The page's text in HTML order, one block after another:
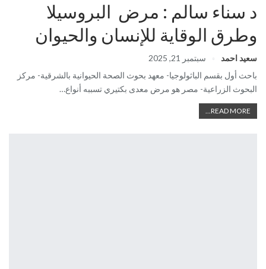
د سناء سالم : مرض البروسيلا
وطرق الوقاية للإنسان والحيوان
سعيد احمد
سبتمبر 21, 2025
باحث أول بقسم الباثولوجيا- معهد بحوث الصحة الحيوانية بالشرقية- مركز
البحوث الزراعية- مصر هو مرض معدى بكتيري تسببه أنواع…
READ MORE...